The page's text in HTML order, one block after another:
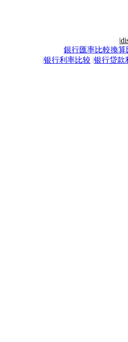
|
銀行匯率比較換算
|银行利率比较 |银行贷款